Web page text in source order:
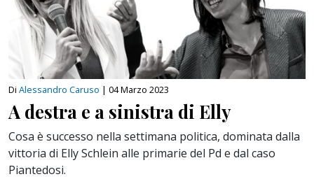
Di Alessandro Caruso | 04 Marzo 2023
A destra e a sinistra di Elly
Cosa è successo nella settimana politica, dominata dalla
vittoria di Elly Schlein alle primarie del Pd e dal caso
Piantedosi.